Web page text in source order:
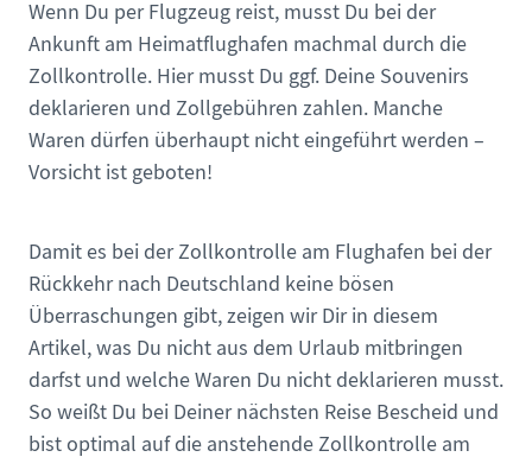
Wenn Du per Flugzeug reist, musst Du bei der
Ankunft am Heimatflughafen machmal durch die
Zollkontrolle. Hier musst Du ggf. Deine Souvenirs
deklarieren und Zollgebühren zahlen. Manche
Waren dürfen überhaupt nicht eingeführt werden –
Vorsicht ist geboten!
Damit es bei der Zollkontrolle am Flughafen bei der
Rückkehr nach Deutschland keine bösen
Überraschungen gibt, zeigen wir Dir in diesem
Artikel, was Du nicht aus dem Urlaub mitbringen
darfst und welche Waren Du nicht deklarieren musst.
So weißt Du bei Deiner nächsten Reise Bescheid und
bist optimal auf die anstehende Zollkontrolle am